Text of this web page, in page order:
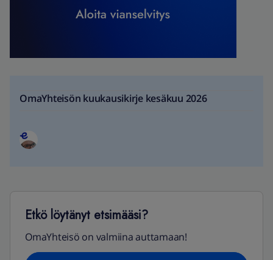
OmaYhteisön kuukausikirje kesäkuu 2026
Etkö löytänyt etsimääsi?
OmaYhteisö on valmiina auttamaan!